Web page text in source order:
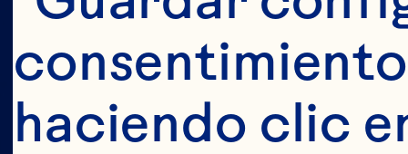
haciendo clic